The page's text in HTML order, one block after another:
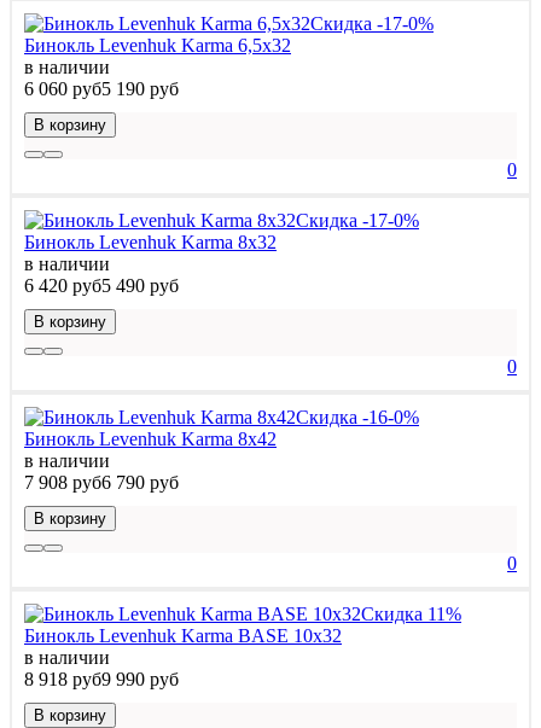
Скидка -17-0%
Бинокль Levenhuk Karma 6,5x32
в наличии
6 060 руб5 190 руб
В корзину
0
Скидка -17-0%
Бинокль Levenhuk Karma 8x32
в наличии
6 420 руб5 490 руб
В корзину
0
Скидка -16-0%
Бинокль Levenhuk Karma 8x42
в наличии
7 908 руб6 790 руб
В корзину
0
Скидка 11%
Бинокль Levenhuk Karma BASE 10x32
в наличии
8 918 руб9 990 руб
В корзину